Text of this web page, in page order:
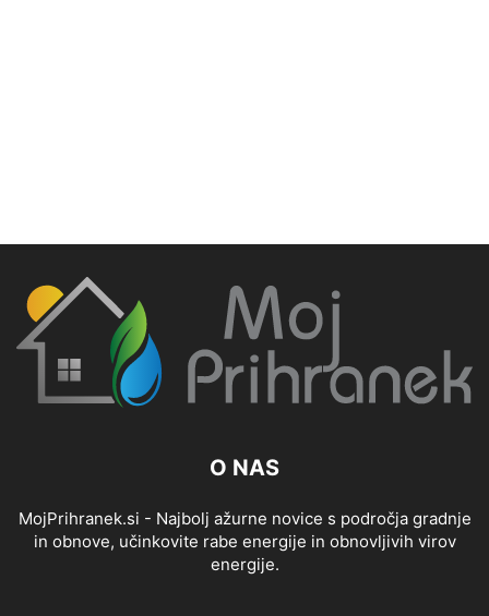
O NAS
MojPrihranek.si - Najbolj ažurne novice s področja gradnje
in obnove, učinkovite rabe energije in obnovljivih virov
energije.